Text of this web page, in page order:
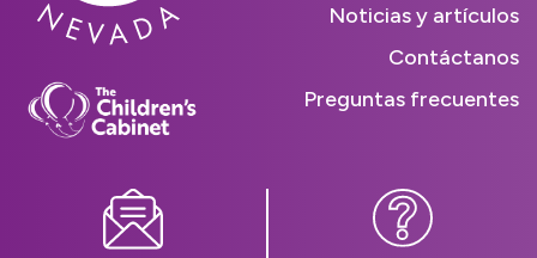
Noticias y artículos
Contáctanos
Preguntas frecuentes